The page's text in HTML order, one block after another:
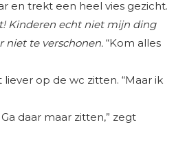
en trekt een heel vies gezicht.
Kinderen echt niet mijn ding
niet te verschonen. “Kom alles
op de wc zitten. “Maar ik
daar maar zitten,” zegt